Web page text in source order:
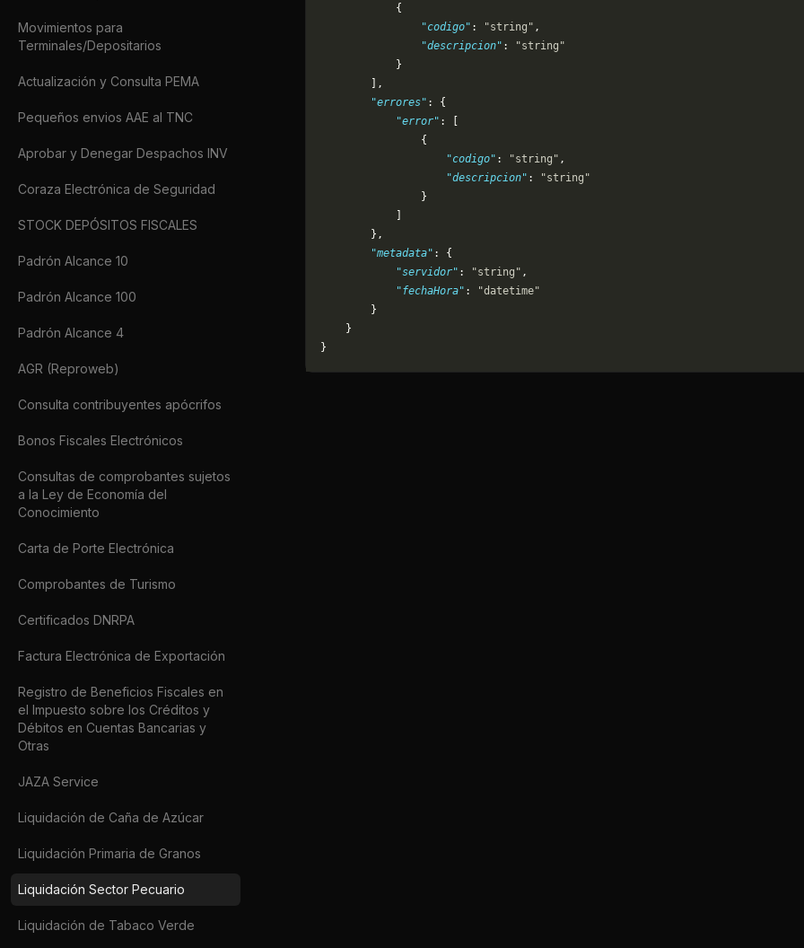
Movimientos para
Terminales/Depositarios
Actualización y Consulta PEMA
Pequeños envios AAE al TNC
Aprobar y Denegar Despachos INV
Coraza Electrónica de Seguridad
STOCK DEPÓSITOS FISCALES
Padrón Alcance 10
Padrón Alcance 100
Padrón Alcance 4
AGR (Reproweb)
Consulta contribuyentes apócrifos
Bonos Fiscales Electrónicos
Consultas de comprobantes sujetos
a la Ley de Economía del
Conocimiento
Carta de Porte Electrónica
Comprobantes de Turismo
Certificados DNRPA
Factura Electrónica de Exportación
Registro de Beneficios Fiscales en
el Impuesto sobre los Créditos y
Débitos en Cuentas Bancarias y
Otras
JAZA Service
Liquidación de Caña de Azúcar
Liquidación Primaria de Granos
Liquidación Sector Pecuario
Liquidación de Tabaco Verde
            {
                "codigo"
: "string" ,
                "descripcion"
:
"string"
            }
        ],
        "errores"
: {
            "error"
: [
                {
                    "codigo"
: "string" ,
                    "descripcion"
:
"string"
                }
        },
        "metadata"
: {
            "servidor"
: "string" ,
            "fechaHora"
:
"datetime"
        }
    }
}